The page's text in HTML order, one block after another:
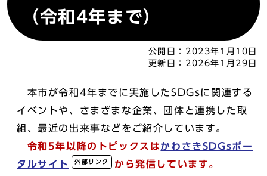
（令和4年まで）
公開日： 2023年1月10日
更新日： 2026年1月29日
本市が令和4年までに実施したSDGsに関連する
イベントや、さまざまな企業、団体と連携した取
組、最近の出来事などをご紹介しています。
令和5年以降のトピックスはかわさきSDGsポー
タルサイト
外部リンク から発信しています。